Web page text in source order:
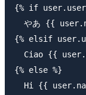
{% if
やあ {{
{% elsif
Ciao {{
{% else %}
Hi {{